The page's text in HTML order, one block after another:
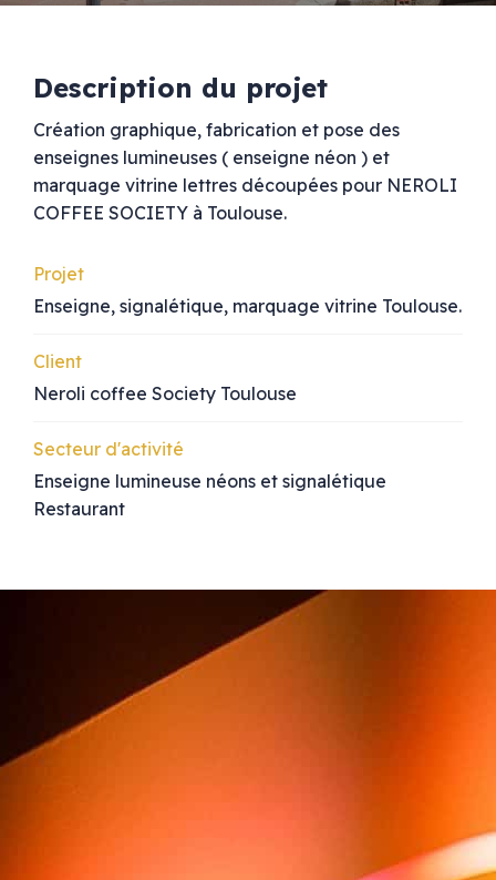
Description du projet
Création graphique, fabrication et pose des
enseignes lumineuses ( enseigne néon ) et
marquage vitrine lettres découpées pour NEROLI
COFFEE SOCIETY à Toulouse.
Projet
Enseigne, signalétique, marquage vitrine Toulouse.
Client
Neroli coffee Society Toulouse
Secteur d'activité
Enseigne lumineuse néons et signalétique
Restaurant